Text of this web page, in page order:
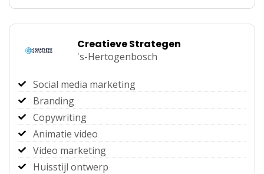
Creatieve Strategen
's-Hertogenbosch
Social media marketing
Branding
Copywriting
Animatie video
Video marketing
Huisstijl ontwerp